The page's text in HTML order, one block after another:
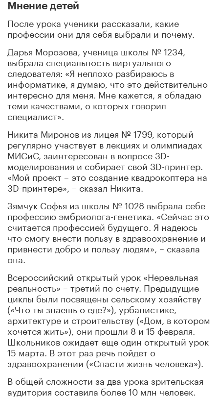
Мнение детей
После урока ученики рассказали, какие
профессии они для себя выбрали и почему.
Дарья Морозова, ученица школы № 1234,
выбрала специальность виртуального
следователя: «Я неплохо разбираюсь в
информатике, я думаю, что это действительно
интересно для меня. Мне кажется, я обладаю
теми качествами, о которых говорил
специалист».
Никита Миронов из лицея № 1799, который
регулярно участвует в лекциях и олимпиадах
МИСиС, заинтересован в вопросе 3D-
моделирования и собирает свой 3D-принтер.
«Мой проект – это создание квадрокоптера на
3D-принтере», – сказал Никита.
Зямчук Софья из школы № 1028 выбрала себе
профессию эмбриолога-генетика. «Сейчас это
считается профессией будущего. Я надеюсь
что смогу внести пользу в здравоохранение и
привнести добро и пользу людям», – сказала
она.
Всероссийский открытый урок «Нереальная
реальность» – третий по счету. Предыдущие
циклы были посвящены сельскому хозяйству
(«Что ты знаешь о еде?»), урбанистике,
архитектуре и строительству («Дом, в котором
хочется жить»), они прошли 8 и 15 февраля.
Школьников ожидает еще один открытый урок
15 марта. В этот раз речь пойдет о
здравоохранении («Спасти жизнь человека»).
В общей сложности за два урока зрительская
аудитория составила более 10 млн человек.